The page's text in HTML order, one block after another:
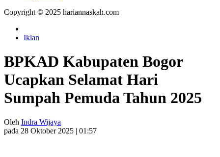
Copyright © 2025 hariannaskah.com
Iklan
BPKAD Kabupaten Bogor
Ucapkan Selamat Hari
Sumpah Pemuda Tahun 2025
Oleh Indra Wijaya
pada 28 Oktober 2025 | 01:57